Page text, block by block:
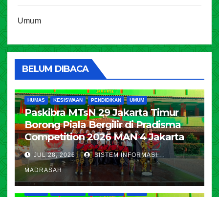
Umum
BELUM DIBACA
HUMAS KESISWAAN PENDIDIKAN UMUM
Paskibra MTsN 29 Jakarta Timur
Borong Piala Bergilir di Pradisma
Competition 2026 MAN 4 Jakarta
JUL 28, 2026 SISTEM INFORMASI
MADRASAH